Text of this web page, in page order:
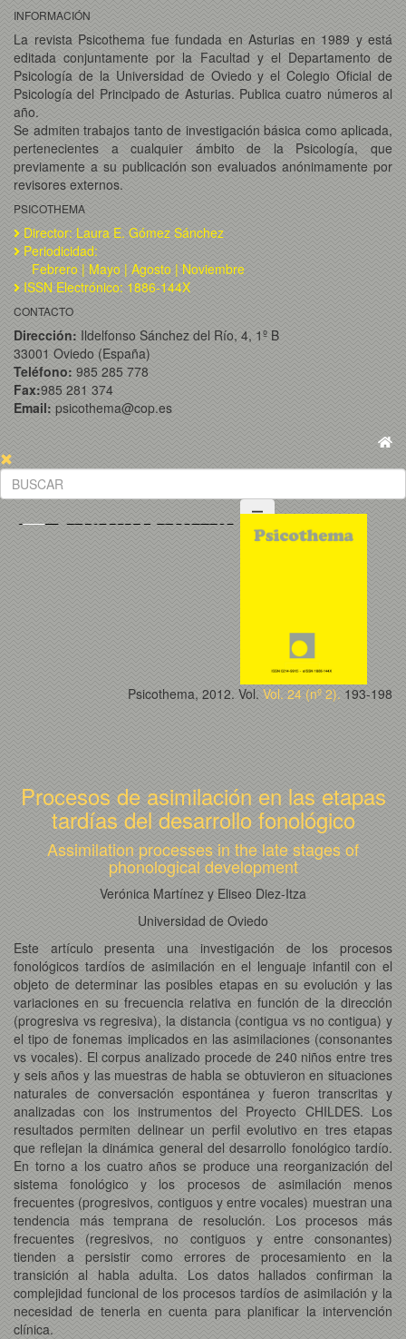
INFORMACIÓN
La revista Psicothema fue fundada en Asturias en 1989 y está
editada conjuntamente por la Facultad y el Departamento de
Psicología de la Universidad de Oviedo y el Colegio Oficial de
Psicología del Principado de Asturias. Publica cuatro números al
año.
Se admiten trabajos tanto de investigación básica como aplicada,
pertenecientes a cualquier ámbito de la Psicología, que
previamente a su publicación son evaluados anónimamente por
revisores externos.
PSICOTHEMA
Director: Laura E. Gómez Sánchez
Periodicidad:
Febrero | Mayo | Agosto | Noviembre
ISSN Electrónico: 1886-144X
CONTACTO
Dirección: Ildelfonso Sánchez del Río, 4, 1º B
33001 Oviedo (España)
Teléfono: 985 285 778
Fax:985 281 374
Email: psicothema@cop.es
Psicothema, 2012. Vol. Vol. 24 (nº 2). 193-198
Procesos de asimilación en las etapas
tardías del desarrollo fonológico
Assimilation processes in the late stages of
phonological development
Verónica Martínez y Eliseo Diez-Itza
Universidad de Oviedo
Este artículo presenta una investigación de los procesos
fonológicos tardíos de asimilación en el lenguaje infantil con el
objeto de determinar las posibles etapas en su evolución y las
variaciones en su frecuencia relativa en función de la dirección
(progresiva vs regresiva), la distancia (contigua vs no contigua) y
el tipo de fonemas implicados en las asimilaciones (consonantes
vs vocales). El corpus analizado procede de 240 niños entre tres
y seis años y las muestras de habla se obtuvieron en situaciones
naturales de conversación espontánea y fueron transcritas y
analizadas con los instrumentos del Proyecto CHILDES. Los
resultados permiten delinear un perfil evolutivo en tres etapas
que reflejan la dinámica general del desarrollo fonológico tardío.
En torno a los cuatro años se produce una reorganización del
sistema fonológico y los procesos de asimilación menos
frecuentes (progresivos, contiguos y entre vocales) muestran una
tendencia más temprana de resolución. Los procesos más
frecuentes (regresivos, no contiguos y entre consonantes)
tienden a persistir como errores de procesamiento en la
transición al habla adulta. Los datos hallados confirman la
complejidad funcional de los procesos tardíos de asimilación y la
necesidad de tenerla en cuenta para planificar la intervención
clínica.